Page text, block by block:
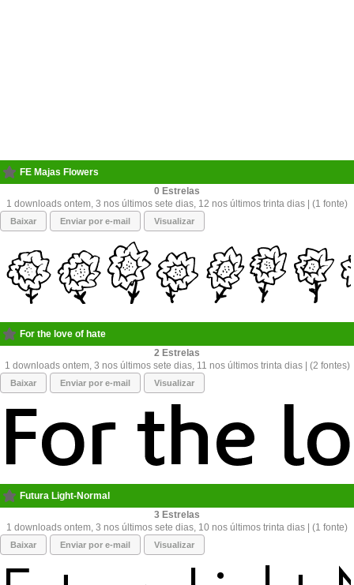
FE Majas Flowers
0
1 downloads ontem, 3 nos últimos sete dias, 12 nos últimos trinta dias | (1 fonte)
Baixar Enviar por e-mail Visualizar
For the love of hate
2
1 downloads ontem, 3 nos últimos sete dias, 11 nos últimos trinta dias | (2 fontes)
Baixar Enviar por e-mail Visualizar
Futura Light-Normal
3
1 downloads ontem, 3 nos últimos sete dias, 10 nos últimos trinta dias | (1 fonte)
Baixar Enviar por e-mail Visualizar